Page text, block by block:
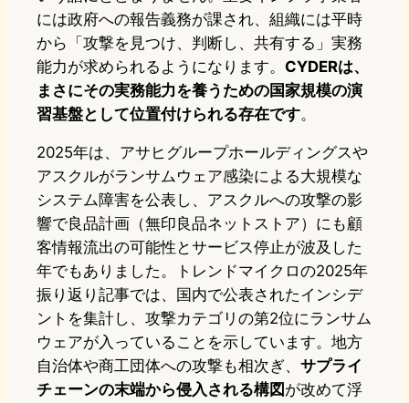
には政府への報告義務が課され、組織には平時
から「攻撃を見つけ、判断し、共有する」実務
能力が求められるようになります。 CYDERは、
まさにその実務能力を養うための国家規模の演
習基盤として位置付けられる存在です。
2025年は、アサヒグループホールディングスや
アスクルがランサムウェア感染による大規模な
システム障害を公表し、アスクルへの攻撃の影
響で良品計画（無印良品ネットストア）にも顧
客情報流出の可能性とサービス停止が波及した
年でもありました。トレンドマイクロの2025年
振り返り記事では、国内で公表されたインシデ
ントを集計し、攻撃カテゴリの第2位にランサム
ウェアが入っていることを示しています。地方
自治体や商工団体への攻撃も相次ぎ、 サプライ
チェーンの末端から侵入される構図 が改めて浮